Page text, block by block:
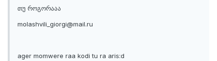
თუ როგორააა
molashvili_giorgi@mail.ru
ager momwere raa kodi tu ra aris:d